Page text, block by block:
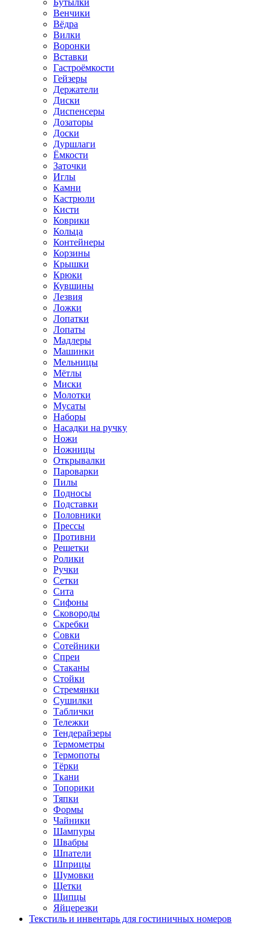
Бутылки
Венчики
Вёдра
Вилки
Воронки
Вставки
Гастроёмкости
Гейзеры
Держатели
Диски
Диспенсеры
Дозаторы
Доски
Дуршлаги
Ёмкости
Заточки
Иглы
Камни
Кастрюли
Кисти
Коврики
Кольца
Контейнеры
Корзины
Крышки
Крюки
Кувшины
Лезвия
Ложки
Лопатки
Лопаты
Мадлеры
Машинки
Мельницы
Мётлы
Миски
Молотки
Мусаты
Наборы
Насадки на ручку
Ножи
Ножницы
Открывалки
Пароварки
Пилы
Подносы
Подставки
Половники
Прессы
Противни
Решетки
Ролики
Ручки
Сетки
Сита
Сифоны
Сковороды
Скребки
Совки
Сотейники
Спреи
Стаканы
Стойки
Стремянки
Сушилки
Таблички
Тележки
Тендерайзеры
Термометры
Термопоты
Тёрки
Ткани
Топорики
Тяпки
Формы
Чайники
Шампуры
Швабры
Шпатели
Шприцы
Шумовки
Щетки
Щипцы
Яйцерезки
Текстиль и инвентарь для гостиничных номеров